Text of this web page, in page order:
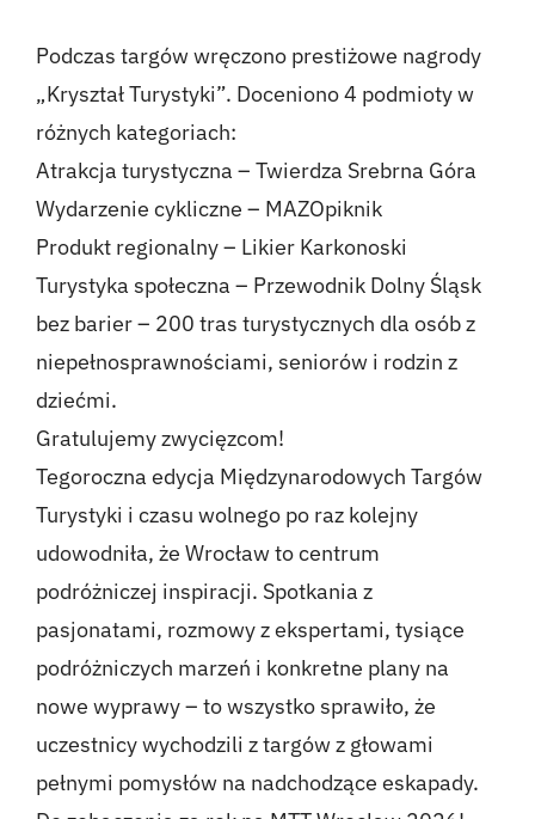
Podczas targów wręczono prestiżowe nagrody
„Kryształ Turystyki”. Doceniono 4 podmioty w
różnych kategoriach:
Atrakcja turystyczna – Twierdza Srebrna Góra
Wydarzenie cykliczne – MAZOpiknik
Produkt regionalny – Likier Karkonoski
Turystyka społeczna – Przewodnik Dolny Śląsk
bez barier – 200 tras turystycznych dla osób z
niepełnosprawnościami, seniorów i rodzin z
dziećmi.
Gratulujemy zwycięzcom!
Tegoroczna edycja Międzynarodowych Targów
Turystyki i czasu wolnego po raz kolejny
udowodniła, że Wrocław to centrum
podróżniczej inspiracji. Spotkania z
pasjonatami, rozmowy z ekspertami, tysiące
podróżniczych marzeń i konkretne plany na
nowe wyprawy – to wszystko sprawiło, że
uczestnicy wychodzili z targów z głowami
pełnymi pomysłów na nadchodzące eskapady.